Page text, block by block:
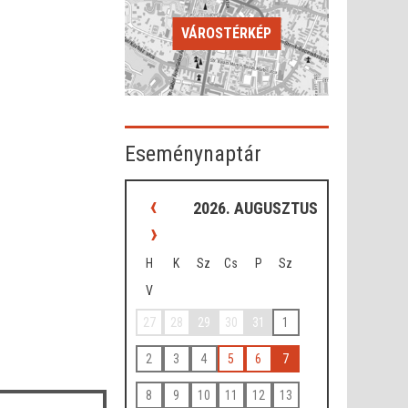
VÁROSTÉRKÉP
Eseménynaptár
‹ 2026. AUGUSZTUS
›
H K Sz Cs P
Sz
V
27 28 29 30 31 1
2 3 4 5 6 7
8 9 10 11 12 13